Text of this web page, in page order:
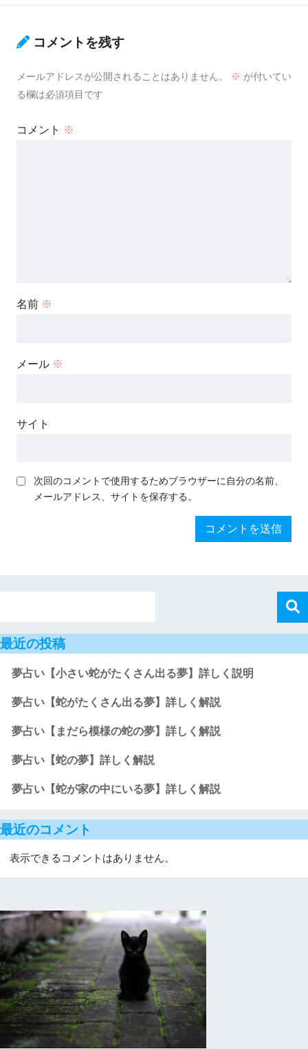
コメントを残す
メールアドレスが公開されることはありません。 ※ が付いてい
る欄は必須項目です
コメント ※
名前 ※
メール ※
サイト
次回のコメントで使用するためブラウザーに自分の名前、
メールアドレス、サイトを保存する。
最近の投稿
夢占い【小さい蛇がたくさん出る夢】詳しく説明
夢占い【蛇がたくさん出る夢】詳しく解説
夢占い【まだら模様の蛇の夢】詳しく解説
夢占い【蛇の夢】詳しく解説
夢占い【蛇が家の中にいる夢】詳しく解説
最近のコメント
表示できるコメントはありません。